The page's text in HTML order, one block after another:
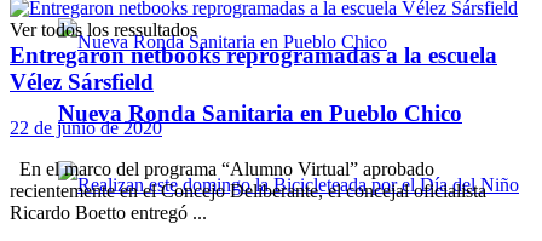
Nueva Ronda Sanitaria en Pueblo Chico
Ver todos los ressultados
Entregaron netbooks reprogramadas a la escuela
Vélez Sársfield
22 de junio de 2020
En el marco del programa “Alumno Virtual” aprobado
recientemente en el Concejo Deliberante, el concejal oficialista
Ricardo Boetto entregó ...